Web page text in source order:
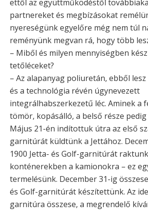
ettől az együttműködéstől
partnereket és megbízásokat
nyereségünk egyelőre még nem túl
reményünk megvan rá, hogy több
– Miből és milyen mennyiségben
tetőléceket?
– Az alapanyag poliuretán, ebből
és a technológia révén úgynevezett
integrálhabszerkezetű léc. Aminek a
tömör, kopásálló, a belső része pedig
Május 21-én indítottuk útra az első
garnitúrát küldtünk a Jettához.
1900 Jetta- és Golf-garnitúrát
konténerekben a kamionokra – ez
termelésünk. December 31-ig
és Golf-garnitúrát készítettünk. Az
garnitúra összese, a megrendelő